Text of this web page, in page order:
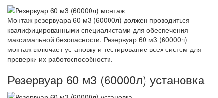
Монтаж резервуара 60 м3 (60000л) должен проводиться
квалифицированными специалистами для обеспечения
максимальной безопасности. Резервуар 60 м3 (60000л)
монтаж включает установку и тестирование всех систем для
проверки их работоспособности.
Резервуар 60 м3 (60000л) установка